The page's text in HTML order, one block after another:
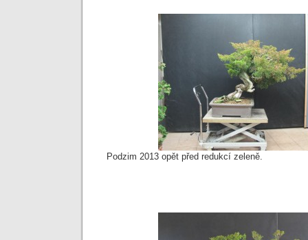
Podzim 2013 opět před redukcí zeleně.